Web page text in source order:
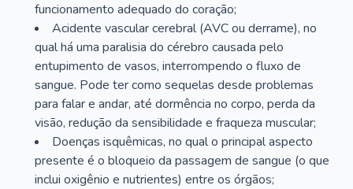
funcionamento adequado do coração;
Acidente vascular cerebral (AVC ou derrame), no
qual há uma paralisia do cérebro causada pelo
entupimento de vasos, interrompendo o fluxo de
sangue. Pode ter como sequelas desde problemas
para falar e andar, até dormência no corpo, perda da
visão, redução da sensibilidade e fraqueza muscular;
Doenças isquêmicas, no qual o principal aspecto
presente é o bloqueio da passagem de sangue (o que
inclui oxigênio e nutrientes) entre os órgãos;